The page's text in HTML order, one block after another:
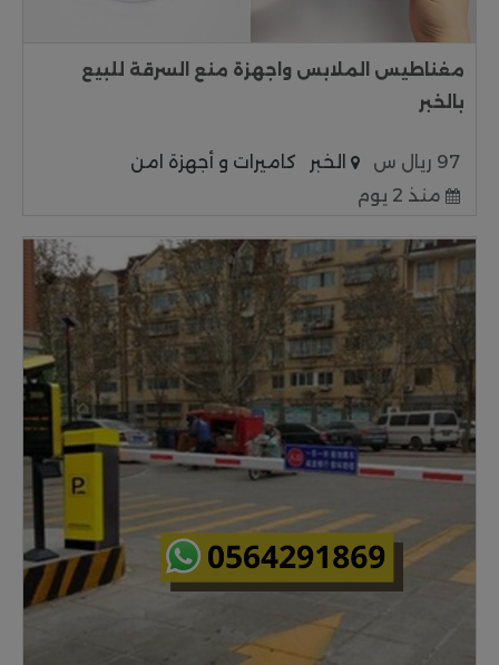
مغناطيس الملابس واجهزة منع السرقة للبيع
بالخبر
97 ريال س الخبر
كاميرات و أجهزة امن
منذ 2 يوم